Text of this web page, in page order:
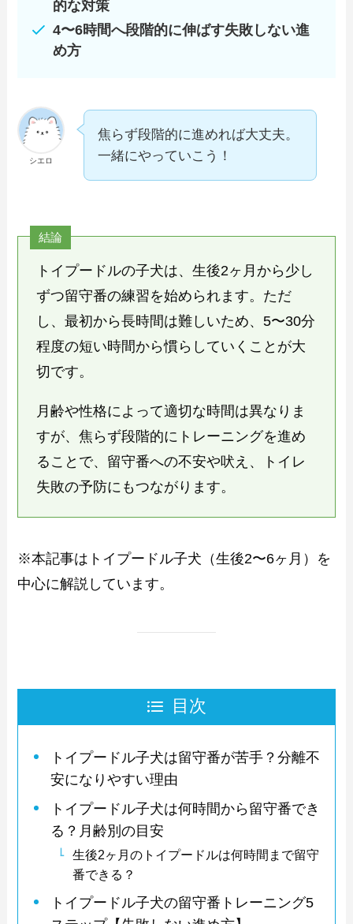
的な対策
4〜6時間へ段階的に伸ばす失敗しない進
め方
シエロ
焦らず段階的に進めれば大丈夫。
一緒にやっていこう！
結論
トイプードルの子犬は、生後2ヶ月から少し
ずつ留守番の練習を始められます。ただ
し、最初から長時間は難しいため、5〜30分
程度の短い時間から慣らしていくことが大
切です。
月齢や性格によって適切な時間は異なりま
すが、焦らず段階的にトレーニングを進め
ることで、留守番への不安や吠え、トイレ
失敗の予防にもつながります。
※本記事はトイプードル子犬（生後2〜6ヶ月）を
中心に解説しています。
目次
トイプードル子犬は留守番が苦手？分離不
安になりやすい理由
トイプードル子犬は何時間から留守番でき
る？月齢別の目安
生後2ヶ月のトイプードルは何時間まで留守
番できる？
トイプードル子犬の留守番トレーニング5